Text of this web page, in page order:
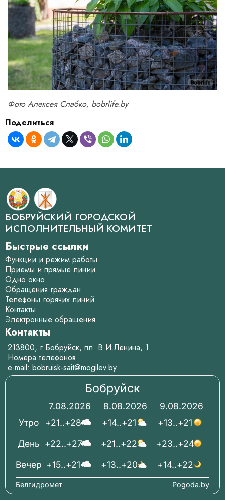
Фото Алексея Слабко, bobrlife.by
Поделиться
БОБРУЙСКИЙ ГОРОДСКОЙ
ИСПОЛНИТЕЛЬНЫЙ КОМИТЕТ
Быстрые ссылки
Функции и режим работы
Приемы и прямые линии
Одно окно
Обращения граждан
Телефоны горячих линий
Контакты
Электронные обращения
Контакты
213800, г.Бобруйск, пл. В.И.Ленина, 1
Номера телефонов
e-mail: bobruisk-sait@mogilev.by
Бобруйск
7.08.2026
+21..+28
+22..+27
+15..+21
8.08.2026
+14..+21
+21..+22
+13..+20
9.08.2026
+13..+21
+23..+24
+14..+22
Вечер
День
Утро
Pogoda.by
Белгидромет